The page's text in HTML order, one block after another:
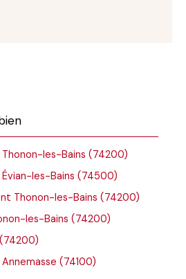
les-Bains (74200)
les-Bains (74500)
Thonon-les-Bains (74200)
les-Bains (74200)
(74100)